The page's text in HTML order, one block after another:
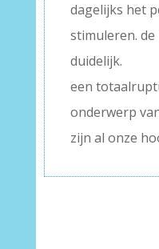
dagelijks het
stimuleren.
duidelijk.
een
onderwerp
zijn al onze